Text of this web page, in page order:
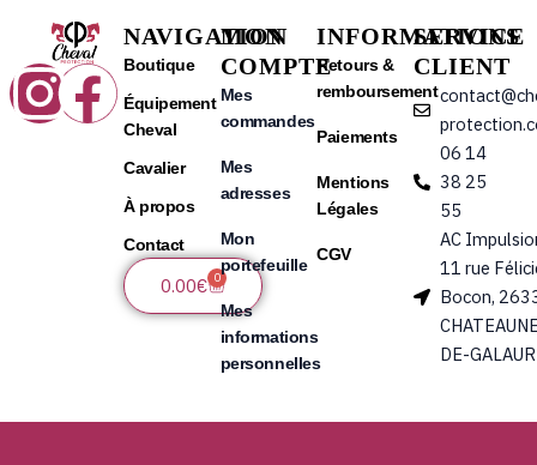
Instagram
Facebook
NAVIGATION
Boutique
Équipement
Cheval
Cavalier
À propos
Contact
0.00€ 0
Panier
MON
COMPTE
Mes
commandes
Mes
adresses
Mon
portefeuille
Mes
informations
personnelles
INFORMATIONS
Retours &
remboursement
Paiements
Mentions
Légales
CGV
SERVICE
CLIENT
06 14
38 25
55
AC
11 rue
Bocon,
DE-